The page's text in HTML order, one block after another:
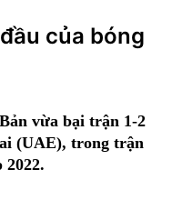
của bóng
vừa bại trận 1-2
(UAE), trong trận